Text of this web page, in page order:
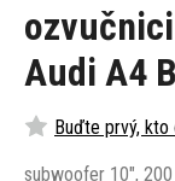
Audi A4
Buďte prvý,
subwoofer 10",